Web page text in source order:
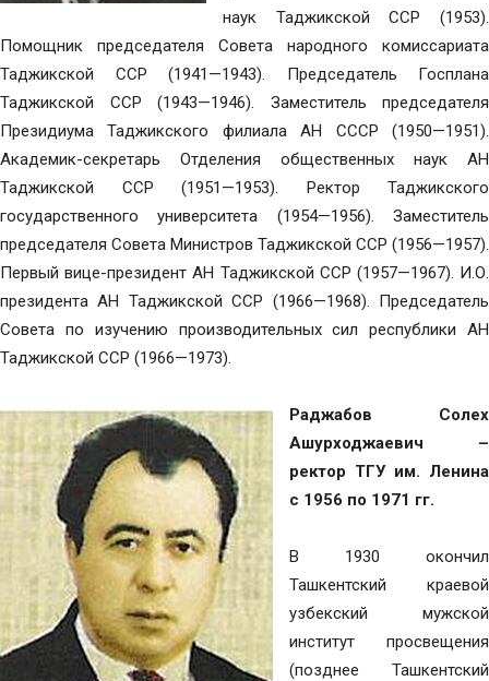
наук Таджикской ССР (1953).
Помощник председателя Совета народного комиссариата
Таджикской ССР (1941—1943). Председатель Госплана
Таджикской ССР (1943—1946). Заместитель председателя
Президиума Таджикского филиала АН СССР (1950—1951).
Академик-секретарь Отделения общественных наук АН
Таджикской ССР (1951—1953). Ректор Таджикского
государственного университета (1954—1956). Заместитель
председателя Совета Министров Таджикской ССР (1956—1957).
Первый вице-президент АН Таджикской ССР (1957—1967). И.О.
президента АН Таджикской ССР (1966—1968). Председатель
Совета по изучению производительных сил республики АН
Таджикской ССР (1966—1973).
Раджабов Солех
Ашурходжаевич –
ректор ТГУ им. Ленина
с 1956 по 1971 гг.
В 1930 окончил
Ташкентский краевой
узбекский мужской
институт просвещения
(позднее Ташкентский